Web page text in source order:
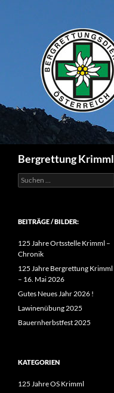
Bergrettung Krimml
Suchen
nach:
BEITRÄGE / BILDER:
125 Jahre Ortsstelle Krimml –
Chronik
125 Jahre Bergrettung Krimml
– 16. Mai 2026
Gutes Neues Jahr 2026 !
Lawinenübung 2025
Bauernherbstfest 2025
KATEGORIEN
125 Jahre OS Krimml